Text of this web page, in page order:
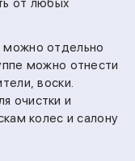
от любых
можно отдельно
можно отнести
воски.
очистки и
колес и салону